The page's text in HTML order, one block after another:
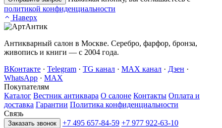
политикой конфиденциальности
Наверх
Антикварный салон в Москве. Серебро, фарфор, бронза,
живопись и книги — с 2004 года.
ВКонтакте · Telegram · TG канал · MAX канал · Дзен ·
WhatsApp · MAX
Покупателям
Каталог Вестник антиквара О салоне Контакты Оплата и
доставка Гарантии Политика конфиденциальности
Связь
Заказать звонок +7 495 657-84-59 +7 977 922-63-10